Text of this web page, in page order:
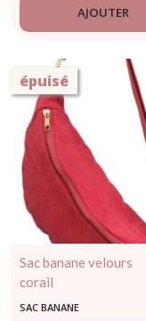
AJOUTER
épuisé
Sac banane velours
corail
SAC BANANE